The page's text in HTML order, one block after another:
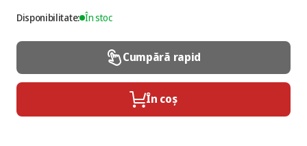
Disponibilitate: În stoc
Cumpără rapid
În coș